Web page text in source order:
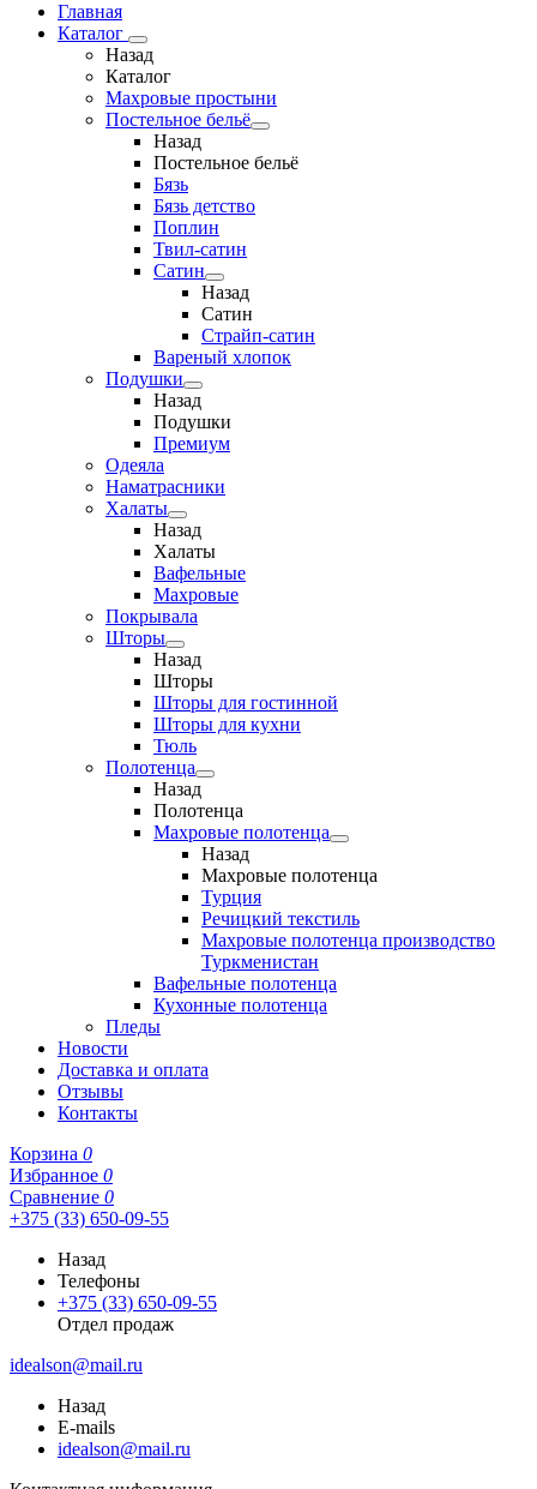
Главная
Каталог
Назад
Каталог
Махровые простыни
Постельное бельё
Назад
Постельное бельё
Бязь
Бязь детство
Поплин
Твил-сатин
Сатин
Назад
Сатин
Страйп-сатин
Вареный хлопок
Подушки
Назад
Подушки
Премиум
Одеяла
Наматрасники
Халаты
Назад
Халаты
Вафельные
Махровые
Покрывала
Шторы
Назад
Шторы
Шторы для гостинной
Шторы для кухни
Тюль
Полотенца
Назад
Полотенца
Махровые полотенца
Назад
Махровые полотенца
Турция
Речицкий текстиль
Махровые полотенца производство
Туркменистан
Вафельные полотенца
Кухонные полотенца
Пледы
Новости
Доставка и оплата
Отзывы
Контакты
Корзина 0
Избранное 0
Сравнение 0
+375 (33) 650-09-55
Назад
Телефоны
+375 (33) 650-09-55
Отдел продаж
idealson@mail.ru
Назад
E-mails
idealson@mail.ru